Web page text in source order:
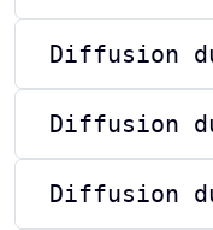
Diffusion
Diffusion
Diffusion